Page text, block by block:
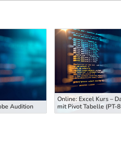
Audition
Online: Excel Kurs –
mit Pivot Tabelle (PT-